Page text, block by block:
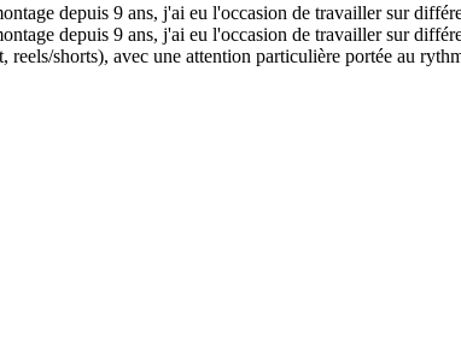
depuis 9 ans, j'ai eu l'occasion de travailler sur
depuis 9 ans, j'ai eu l'occasion de travailler sur
shorts), avec une attention particulière portée au